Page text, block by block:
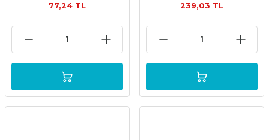
77,24 TL 239,03 TL